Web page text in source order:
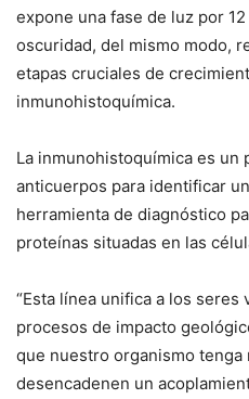
expone una fase de luz por
oscuridad, del mismo modo,
etapas cruciales de
inmunohistoquímica.
La inmunohistoquímica es un
anticuerpos para identificar
herramienta de diagnóstico
proteínas situadas en las
“Esta línea unifica a los seres
procesos de impacto
que nuestro organismo tenga
desencadenen un